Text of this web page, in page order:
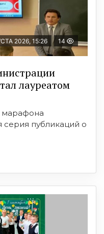
2026, 15:26 14
лауреатом
марафона
серия публикаций о